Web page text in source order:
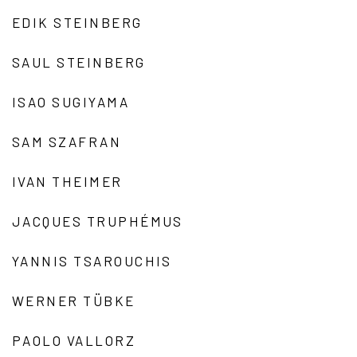
EDIK STEINBERG
SAUL STEINBERG
ISAO SUGIYAMA
SAM SZAFRAN
IVAN THEIMER
JACQUES TRUPHÉMUS
YANNIS TSAROUCHIS
WERNER TÜBKE
PAOLO VALLORZ